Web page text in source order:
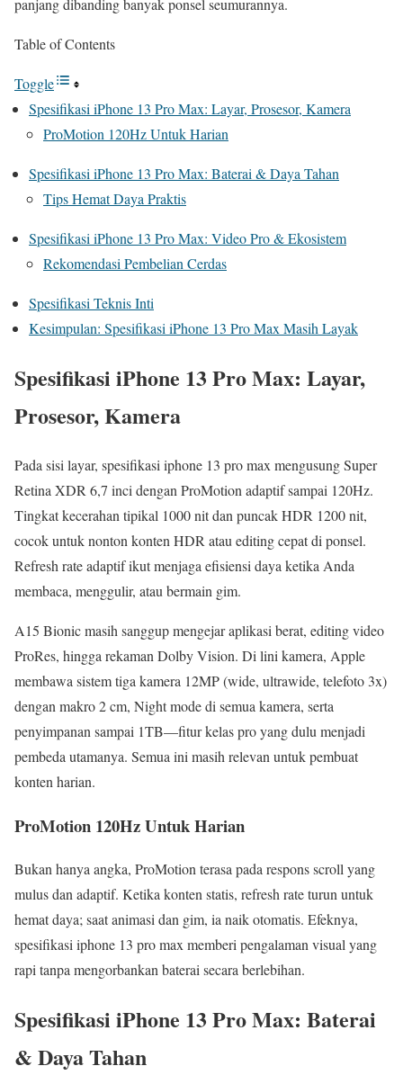
panjang dibanding banyak ponsel seumurannya.
Table of Contents
Toggle
Spesifikasi iPhone 13 Pro Max: Layar, Prosesor, Kamera
ProMotion 120Hz Untuk Harian
Spesifikasi iPhone 13 Pro Max: Baterai & Daya Tahan
Tips Hemat Daya Praktis
Spesifikasi iPhone 13 Pro Max: Video Pro & Ekosistem
Rekomendasi Pembelian Cerdas
Spesifikasi Teknis Inti
Kesimpulan: Spesifikasi iPhone 13 Pro Max Masih Layak
Spesifikasi iPhone 13 Pro Max: Layar,
Prosesor, Kamera
Pada sisi layar, spesifikasi iphone 13 pro max mengusung Super
Retina XDR 6,7 inci dengan ProMotion adaptif sampai 120Hz.
Tingkat kecerahan tipikal 1000 nit dan puncak HDR 1200 nit,
cocok untuk nonton konten HDR atau editing cepat di ponsel.
Refresh rate adaptif ikut menjaga efisiensi daya ketika Anda
membaca, menggulir, atau bermain gim.
A15 Bionic masih sanggup mengejar aplikasi berat, editing video
ProRes, hingga rekaman Dolby Vision. Di lini kamera, Apple
membawa sistem tiga kamera 12MP (wide, ultrawide, telefoto 3x)
dengan makro 2 cm, Night mode di semua kamera, serta
penyimpanan sampai 1TB—fitur kelas pro yang dulu menjadi
pembeda utamanya. Semua ini masih relevan untuk pembuat
konten harian.
ProMotion 120Hz Untuk Harian
Bukan hanya angka, ProMotion terasa pada respons scroll yang
mulus dan adaptif. Ketika konten statis, refresh rate turun untuk
hemat daya; saat animasi dan gim, ia naik otomatis. Efeknya,
spesifikasi iphone 13 pro max memberi pengalaman visual yang
rapi tanpa mengorbankan baterai secara berlebihan.
Spesifikasi iPhone 13 Pro Max: Baterai
& Daya Tahan